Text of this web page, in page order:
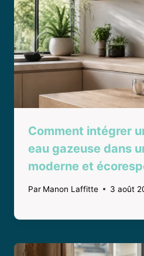
Comment intégrer
eau gazeuse dans
moderne et
Par Manon Laffitte 3 août